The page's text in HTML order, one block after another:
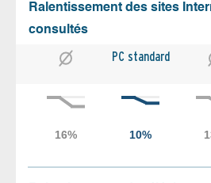
Ralentissement des sites
consultés
PC standard